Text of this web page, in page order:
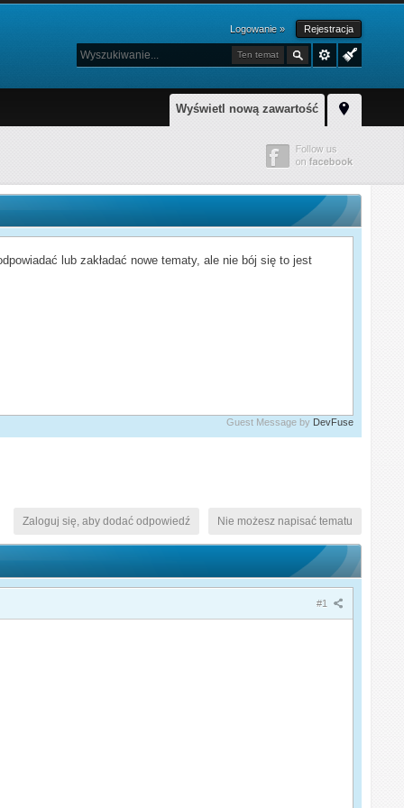
Logowanie » Rejestracja
Ten temat
Wyświetl nową zawartość
lub zakładać nowe tematy, ale nie bój się to jest
Guest Message by DevFuse
Nie możesz napisać tematu
Zaloguj się, aby dodać odpowiedź
#1